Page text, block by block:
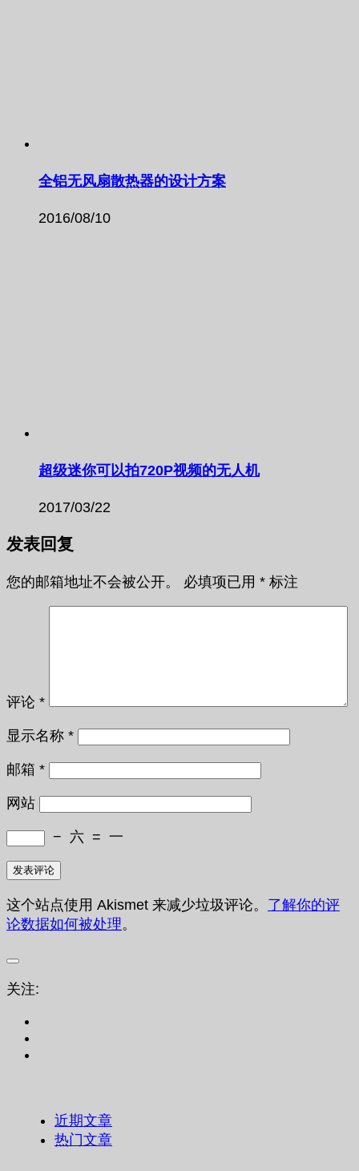
全铝无风扇散热器的设计方案
2016/08/10
超级迷你可以拍720P视频的无人机
2017/03/22
发表回复
您的邮箱地址不会被公开。 必填项已用 * 标注
评论 *
显示名称 *
邮箱 *
网站
− 六 = 一
这个站点使用 Akismet 来减少垃圾评论。 了解你的评
论数据如何被处理。
关注:
近期文章
热门文章